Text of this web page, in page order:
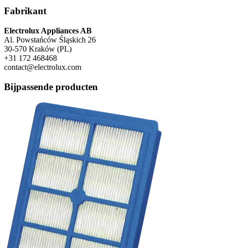
Fabrikant
Electrolux Appliances AB
Al. Powstańców Śląskich 26
30-570 Kraków (PL)
+31 172 468468
contact@electrolux.com
Bijpassende producten